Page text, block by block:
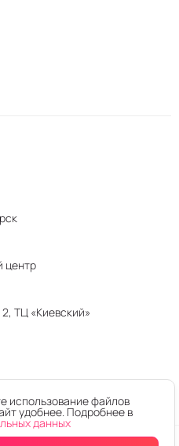
центр
ТЦ «Киевский»
использование файлов
удобнее. Подробнее в
данных